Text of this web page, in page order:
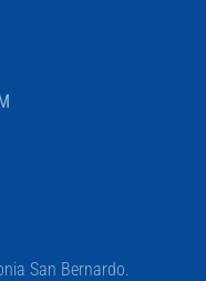
San Bernardo.